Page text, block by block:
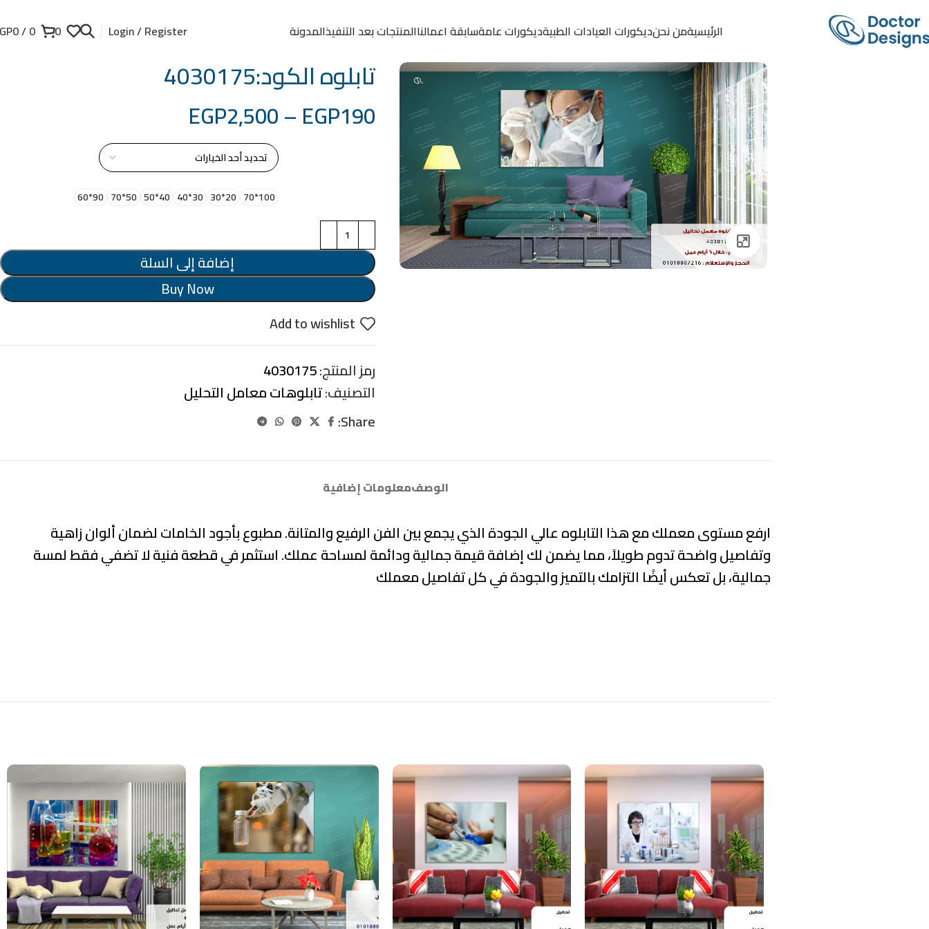
الرئيسيةمن نحنديكورات العيادات الطبيةديكورات عامةسابقة اعمالناالمنتجات بعد التنفيذالمدونة Login / Register
0
0
/
0
Click to enlarge
تابلوه الكود:4030175
EGP190
–
EGP2,500
100*70
20*30
30*40
40*50
50*70
90*60
إضافة إلى السلة
Buy Now
Add to wishlist
رمز المنتج:4030175
التصنيف:تابلوهات معامل التحليل
Share:
الوصفمعلومات إضافية
ارفع مستوى معملك مع هذا التابلوه عالي الجودة الذي يجمع بين الفن الرفيع والمتانة. مطبوع بأجود الخامات لضمان ألوان زاهية
وتفاصيل واضحة تدوم طويلاً، مما يضمن لك إضافة قيمة جمالية ودائمة لمساحة عملك. استثمر في قطعة فنية لا تضفي فقط لمسة
جمالية، بل تعكس أيضًا التزامك بالتميز والجودة في كل تفاصيل معملك